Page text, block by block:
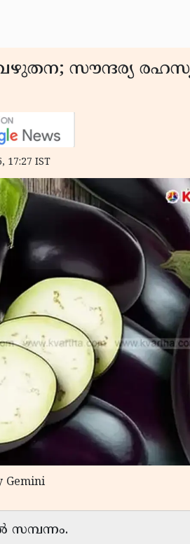
സൗന്ദര്യ
17:27 IST
Gemini